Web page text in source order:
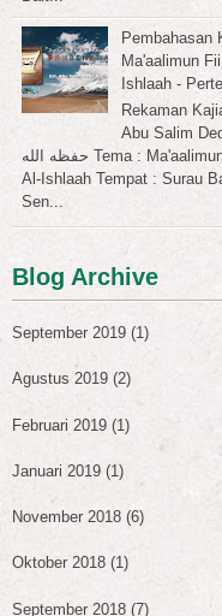
Pembahasan
Ma'aalimun
Ishlaah -
Rekaman
Abu Salim
حفظه الله Tema : Ma'aalimun Fii Thoriiqi
Al-Ishlaah Tempat : Surau
Sen...
Blog Archive
September 2019 (1)
Agustus 2019 (2)
Februari 2019 (1)
Januari 2019 (1)
November 2018 (6)
Oktober 2018 (1)
September 2018 (7)